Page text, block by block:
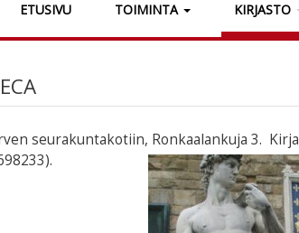
ETUSIVU TOIMINTA KIRJASTO
seurakuntakotiin, Ronkaalankuja 3.